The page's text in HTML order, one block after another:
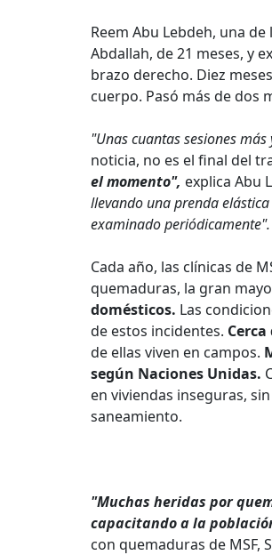
Reem Abu Lebdeh, una
Abdallah, de 21 meses, y
brazo derecho. Diez
cuerpo. Pasó más de dos
"Unas cuantas sesiones
noticia, no es el final del
el momento", explica Abu
llevando una prenda
examinado periódicamente".
Cada año, las clínicas de
quemaduras, la gran
domésticos. Las
de estos incidentes.
de ellas viven en campos.
según Naciones Unidas.
en viviendas inseguras,
saneamiento.
"Muchas heridas por
capacitando a la
con quemaduras de MSF,